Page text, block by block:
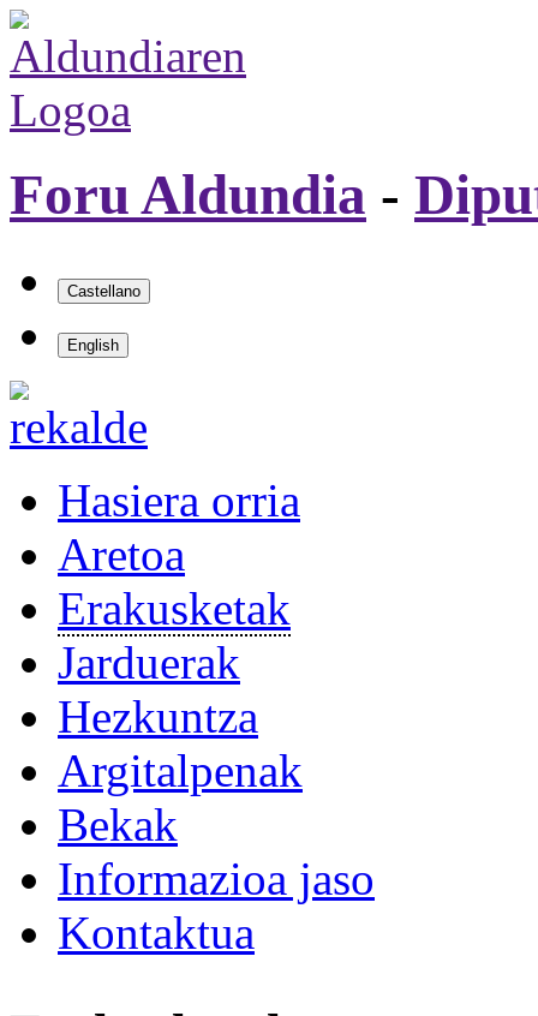
Foru Aldundia -
Hasiera orria
Aretoa
Erakusketak
Jarduerak
Hezkuntza
Argitalpenak
Bekak
Informazioa jaso
Kontaktua